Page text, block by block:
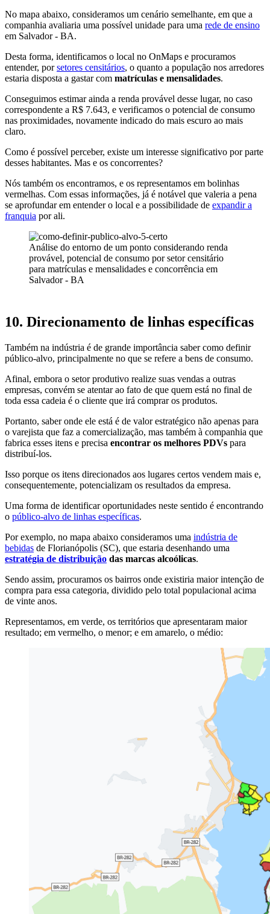
No mapa abaixo, consideramos um cenário semelhante, em que a
companhia avaliaria uma possível unidade para uma rede de ensino
em Salvador - BA.
Desta forma, identificamos o local no OnMaps e procuramos
entender, porsetores censitários, o quanto a população nos arredores
estaria disposta a gastar com matrículas e mensalidades.
Conseguimos estimar ainda a renda provável desse lugar, no caso
correspondente a R$ 7.643, e verificamos o potencial de consumo
nas proximidades, novamente indicado do mais escuro ao mais
claro.
Como é possível perceber, existe um interesse significativo por parte
desses habitantes. Mas e os concorrentes?
Nós também os encontramos, e os representamos em bolinhas
vermelhas. Com essas informações, já é notável que valeria a pena
se aprofundar em entender o local e a possibilidade de expandir a
franquia por ali.
Análise do entorno de um ponto considerando renda
provável, potencial de consumo por setor censitário
para matrículas e mensalidades e concorrência em
Salvador - BA
10. Direcionamento de linhas específicas
Também na indústria é de grande importância saber como definir
público-alvo, principalmente no que se refere a bens de consumo.
Afinal, embora o setor produtivo realize suas vendas a outras
empresas, convém se atentar ao fato de que quem está no final de
toda essa cadeia é o cliente que irá comprar os produtos.
Portanto, saber onde ele está é de valor estratégico não apenas para
o varejista que faz a comercialização, mas também à companhia que
fabrica esses itens e precisa encontrar os melhores PDVs para
distribuí-los.
Isso porque os itens direcionados aos lugares certos vendem mais e,
consequentemente, potencializam os resultados da empresa.
Uma forma de identificar oportunidades neste sentido é encontrando
o público-alvo de linhas específicas.
Porexemplo, no mapa abaixo consideramos uma indústria de
bebidas de Florianópolis (SC), que estaria desenhando uma
estratégia de distribuição das marcas alcoólicas.
Sendo assim, procuramos os bairros onde existiria maior intenção de
compra para essa categoria, dividido pelo total populacional acima
de vinte anos.
Representamos, em verde, os territórios que apresentaram maior
resultado; em vermelho, o menor; e em amarelo, o médio: